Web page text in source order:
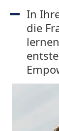
In
die